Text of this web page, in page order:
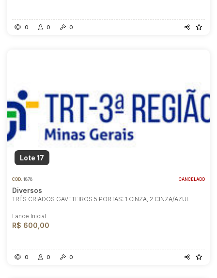
0 0 0
Lote 17
COD. 1878 CANCELADO
Diversos
TRÊS CRIADOS GAVETEIROS 5 PORTAS: 1 CINZA, 2 CINZA/AZUL
Lance Inicial
R$ 600,00
0 0 0